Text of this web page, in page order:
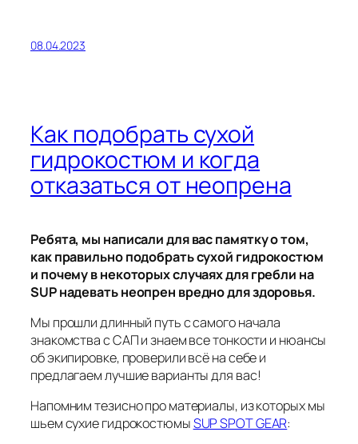
08.04.2023
Как подобрать сухой
гидрокостюм и когда
отказаться от неопрена
Ребята, мы написали для вас памятку о том,
как правильно подобрать сухой гидрокостюм
и почему в некоторых случаях для гребли на
SUP надевать неопрен вредно для здоровья.
Мы прошли длинный путь с самого начала
знакомства с САП и знаем все тонкости и нюансы
об экипировке, проверили всё на себе и
предлагаем лучшие варианты для вас!
Напомним тезисно про материалы, из которых мы
шьем сухие гидрокостюмыSUP SPOT GEAR: